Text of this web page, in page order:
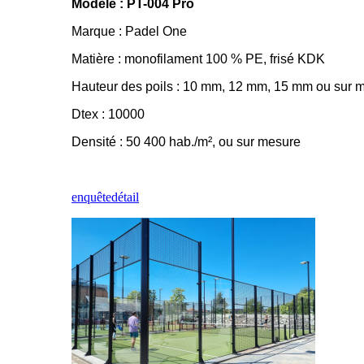
Modèle : PT-004 Pro
Marque : Padel One
Matière : monofilament 100 % PE, frisé KDK
Hauteur des poils : 10 mm, 12 mm, 15 mm ou sur
Dtex : 10000
Densité : 50 400 hab./m², ou sur mesure
enquêtedétail